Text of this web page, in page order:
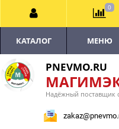
PNEVMO.RU
Надёжный поставщик
КАТАЛОГ МЕНЮ
0